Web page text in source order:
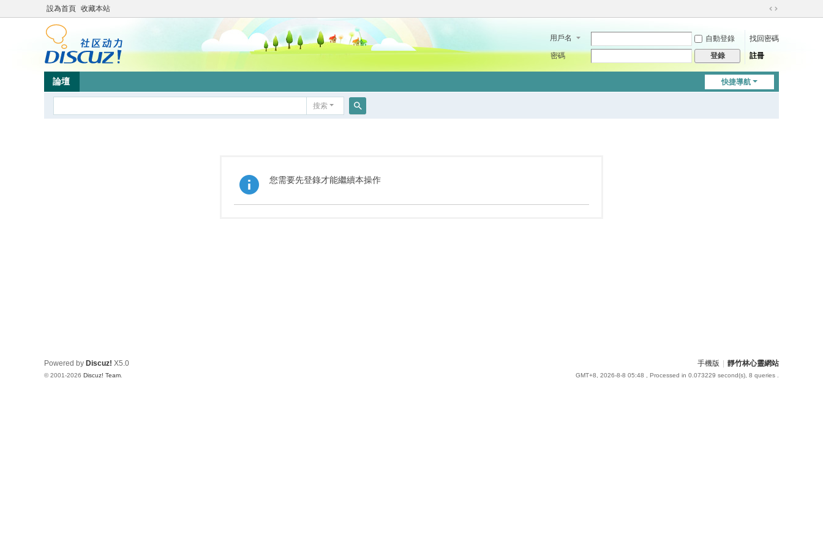
設為首頁 收藏本站
切
到
用戶名 自動登錄
找回密碼
密碼
登錄 註冊
快捷導航
論壇
搜索
您需要先登錄才能繼續本操作
手機版 靜竹林心靈網站
GMT+8, 2026-8-8 05:48 , Processed in 0.073229 second(s), 8 queries .
Powered by Discuz! X5.0
© 2001-2026 Discuz! Team